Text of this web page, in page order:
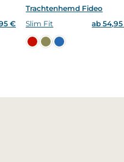
€
Trachtenhemd Fideo
Slim Fit
ab
in Deinen